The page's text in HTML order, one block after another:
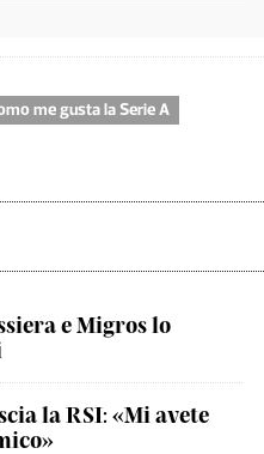
me gusta la Serie A
e Migros lo
la RSI: «Mi avete